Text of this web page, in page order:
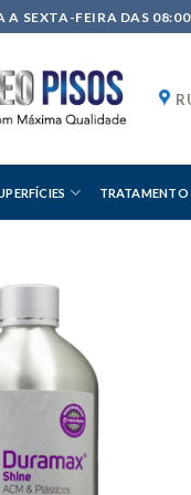
A SEXTA-FEIRA DAS
TRATAMENTO